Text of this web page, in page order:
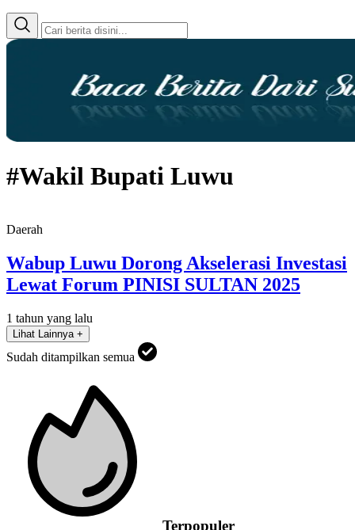
#Wakil Bupati Luwu
Daerah
Wabup Luwu Dorong Akselerasi Investasi
Lewat Forum PINISI SULTAN 2025
1 tahun yang lalu
Lihat Lainnya +
Sudah ditampilkan semua
Terpopuler